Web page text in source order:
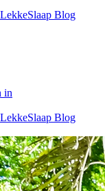
LekkeSlaap Blog
in
LekkeSlaap Blog